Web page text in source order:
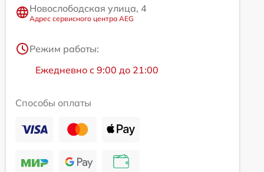
Новослободская улица, 4
Адрес сервисного центра AEG
Режим работы:
Ежедневно с 9:00 до 21:00
Способы оплаты